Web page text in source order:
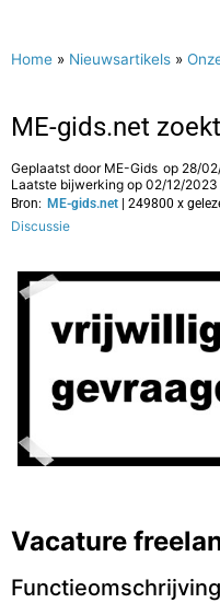
Home » Nieuwsartikels »
ME-gids.net
Geplaatst door ME-Gids op 28/
Laatste bijwerking op 02/12/2023
Bron: ME-gids.net | 249800 x
Discussie
Vacature
Functieomschrijving